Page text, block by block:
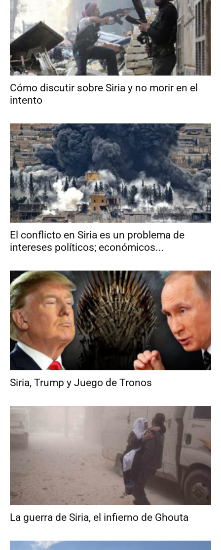
Cómo discutir sobre Siria y no morir en el
intento
El conflicto en Siria es un problema de
intereses políticos; económicos...
Siria, Trump y Juego de Tronos
La guerra de Siria, el infierno de Ghouta